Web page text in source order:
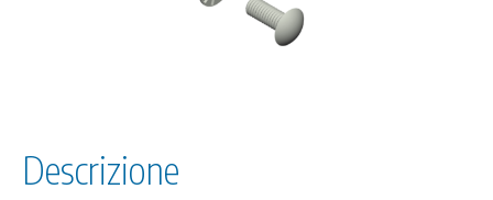
Descrizione